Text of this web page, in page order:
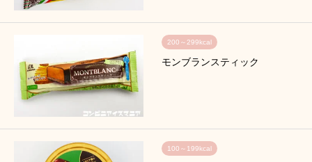
200～299kcal
モンブランスティック
100～199kcal